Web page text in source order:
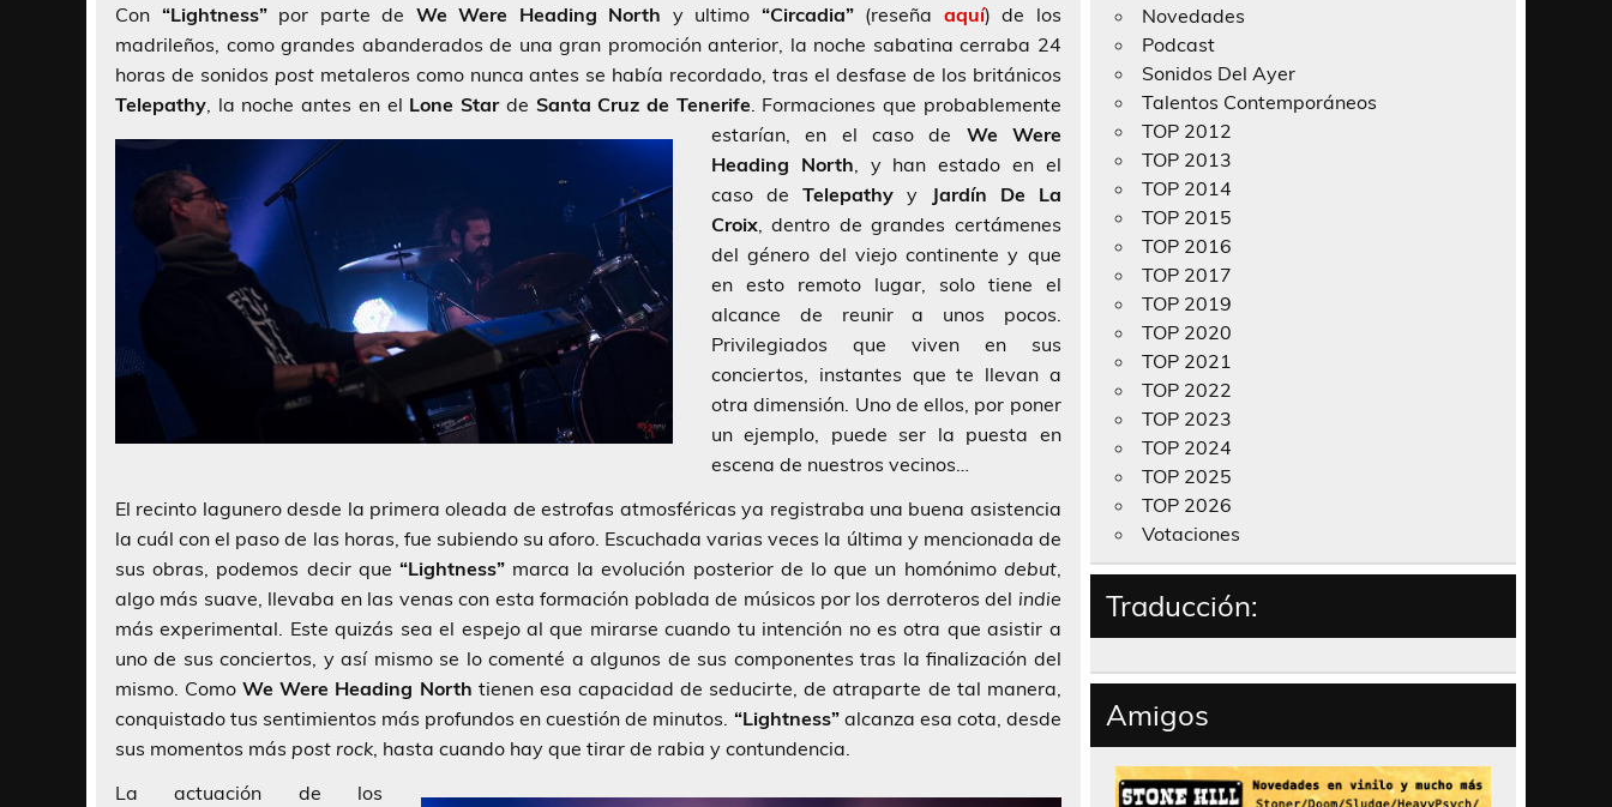
Con “Lightness”por parte de We Were Heading North y ultimo “Circadia”(reseña aquí) de los
madrileños, como grandes abanderados de una gran promoción anterior, la noche sabatina cerraba 24
horas de sonidos postmetaleros como nunca antes se había recordado, tras el desfase de los británicos
Telepathy, la noche antes en el Lone Starde Santa Cruz de Tenerife. Formaciones que probablemente
estarían, en el caso de We Were
Heading North, y han estado en el
caso deTelepathy y
Jardín De La
Croix, dentro de grandes certámenes
del género del viejo continente y que
en esto remoto lugar, solo tiene el
alcance de reunir a unos pocos.
Privilegiados que viven en sus
conciertos, instantes que te llevan a
otra dimensión. Uno de ellos, por poner
un ejemplo, puede ser la puesta en
escena de nuestros vecinos…
El recinto lagunero desde la primera oleada de estrofas atmosféricas ya registraba una buena asistencia
la cuál con el paso de las horas, fue subiendo su aforo. Escuchada varias veces la última y mencionada de
sus obras, podemos decir que “Lightness”marca la evolución posterior de lo que un homónimo debut,
algo más suave, llevaba en las venas con esta formación poblada de músicos por los derroteros del indie
más experimental. Este quizás sea el espejo al que mirarse cuando tu intención no es otra que asistir a
uno de sus conciertos, y así mismo se lo comenté a algunos de sus componentes tras la finalización del
mismo. ComoWe Were Heading North tienen esa capacidad de seducirte, de atraparte de tal manera,
conquistado tus sentimientos más profundos en cuestión de minutos. “Lightness” alcanza esa cota, desde
sus momentos más post rock, hasta cuando hay que tirar de rabia y contundencia.
La actuación de los
Novedades
Podcast
Sonidos Del Ayer
Talentos Contemporáneos
TOP 2012
TOP 2013
TOP 2014
TOP 2015
TOP 2016
TOP 2017
TOP 2019
TOP 2020
TOP 2021
TOP 2022
TOP 2023
TOP 2024
TOP 2025
TOP 2026
Votaciones
Traducción:
Amigos